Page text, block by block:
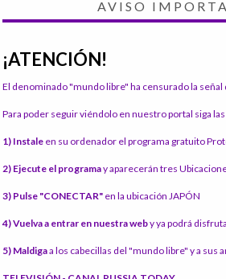
AVISO
¡ATENCIÓN!
El denominado "mundo libre" ha censurado la señal
Para poder seguir viéndolo en nuestro portal siga
1) Instale en su ordenador el programa gratuito
2) Ejecute el programay aparecerán tres
3) Pulse "CONECTAR" en la ubicación JAPÓN
4) Vuelva a entrar en nuestra weby ya podrá
5) Maldigaa los cabecillas del "mundo libre" y a sus